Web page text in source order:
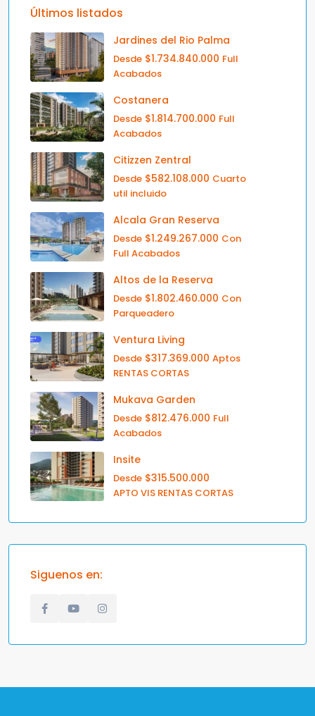
Últimos listados
Jardines del Rio Palma
Desde $1.734.840.000 Full
Acabados
Costanera
Desde $1.814.700.000 Full
Acabados
Citizzen Zentral
Desde $582.108.000 Cuarto
util incluido
Alcala Gran Reserva
Desde $1.249.267.000 Con
Full Acabados
Altos de la Reserva
Desde $1.802.460.000 Con
Parqueadero
Ventura Living
Desde $317.369.000 Aptos
RENTAS CORTAS
Mukava Garden
Desde $812.476.000 Full
Acabados
Insite
Desde $315.500.000
APTO VIS RENTAS CORTAS
Siguenos en: